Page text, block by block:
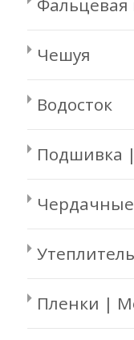
Фальцевая
Чешуя
Водосток
Подшивка
Утеплитель
Пленки |